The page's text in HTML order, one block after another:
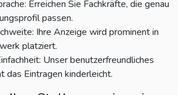
Erreichen Sie Fachkräfte, die genau
passen.
Ihre Anzeige wird prominent in
platziert.
Unser benutzerfreundliches
das Eintragen kinderleicht.